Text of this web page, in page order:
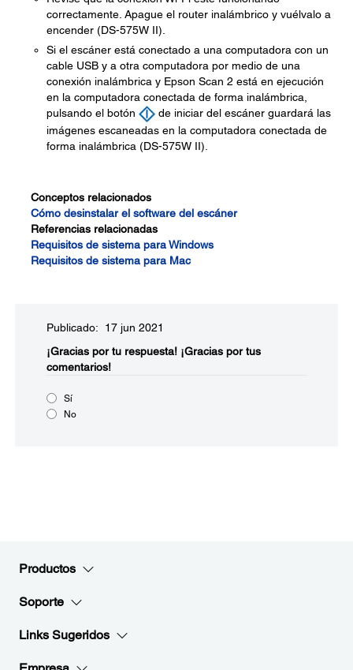
correctamente. Apague el router inalámbrico y vuélvalo a
encender (DS-575W II).
Si el escáner está conectado a una computadora con un
cable USB y a otra computadora por medio de una
conexión inalámbrica y Epson Scan 2 está en ejecución
en la computadora conectada de forma inalámbrica,
pulsando el botón
de iniciar del escáner guardará las
imágenes escaneadas en la computadora conectada de
forma inalámbrica (DS-575W II).
Conceptos relacionados
Cómo desinstalar el software del escáner
Referencias relacionadas
Requisitos de sistema para Windows
Requisitos de sistema para Mac
Publicado: 17 jun 2021
¡Gracias por tu respuesta! ¡Gracias por tus
comentarios!
Sí
No
Productos
Soporte
Links Sugeridos